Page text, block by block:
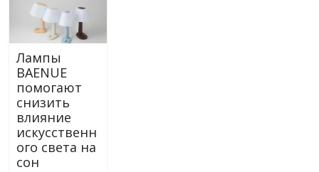
Лампы
BAENUE
помогают
снизить
влияние
искусственн
ого света на
сон